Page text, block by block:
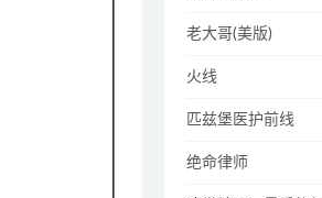
老大哥(美版)
火线
匹兹堡医护前线
绝命律师